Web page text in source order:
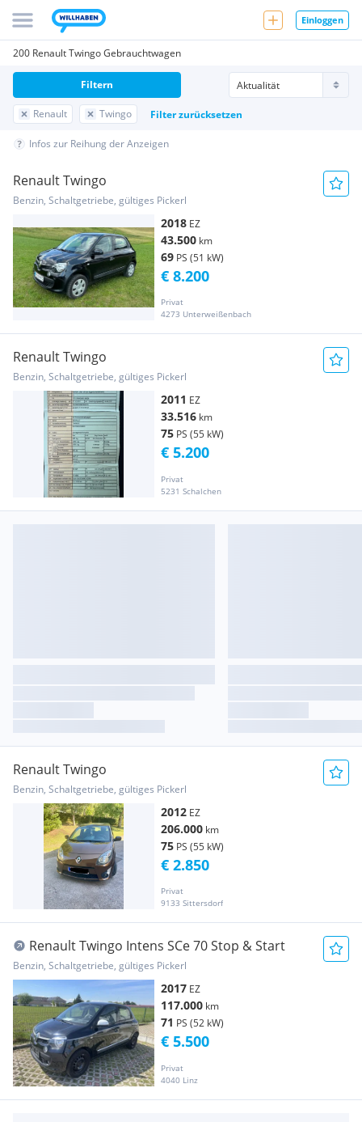
Einloggen
200 Renault Twingo Gebrauchtwagen
Renault Twingo Filter zurücksetzen
Filtern
Infos zur Reihung der Anzeigen
Renault Twingo
Benzin, Schaltgetriebe, gültiges Pickerl
2018 EZ
43.500 km
69 PS (51 kW)
Privat
4273 Unterweißenbach
€ 8.200
Renault Twingo
Benzin, Schaltgetriebe, gültiges Pickerl
2011 EZ
33.516 km
75 PS (55 kW)
Privat
5231 Schalchen
€ 5.200
Renault Twingo
Benzin, Schaltgetriebe, gültiges Pickerl
2012 EZ
206.000 km
75 PS (55 kW)
Privat
9133 Sittersdorf
€ 2.850
Renault Twingo Intens SCe 70 Stop & Start
Benzin, Schaltgetriebe, gültiges Pickerl
2017 EZ
117.000 km
71 PS (52 kW)
Privat
4040 Linz
€ 5.500